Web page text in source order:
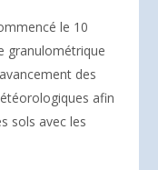
le 10
granulométrique
des
afin
sols avec les